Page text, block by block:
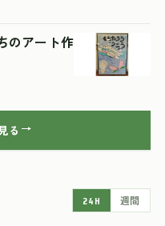
のアート作
る
24H 週間